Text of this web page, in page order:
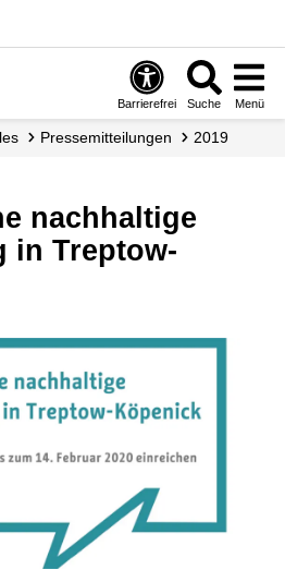
Barrierefrei Suche Menü
Presse­mitteilungen 2019
in Treptow-